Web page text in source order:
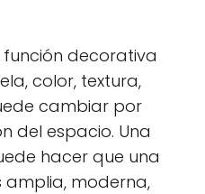
decorativa
color, textura,
cambiar por
del espacio. Una
hacer que una
moderna,